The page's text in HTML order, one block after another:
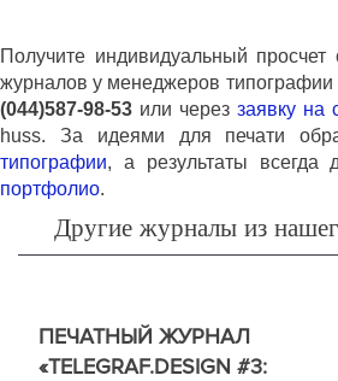
Получите индивидуальный просчет
журналов у менеджеров типографии
(044)587-98-53 или через заявку на
huss. За идеями для печати
типографии, а результаты всегда
портфолио.
Другие журналы из
ПЕЧАТНЫЙ ЖУРНАЛ
«TELEGRAF.DESIGN #3: